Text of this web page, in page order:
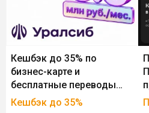
Кешбэк до 35% по
бизнес-карте и
бесплатные переводы
физлицам в Уралсибе
Кешбэк до 35%